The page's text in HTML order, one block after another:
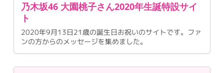
乃木坂46 大園桃子さん2020年生誕特設サイ
ト
2020年9月13日21歳の誕生日お祝いのサイトです。ファ
ンの方からのメッセージを集めました。